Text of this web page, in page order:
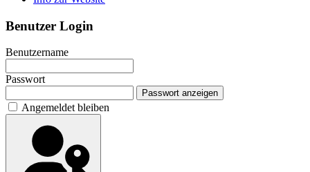
Benutzer Login
Benutzername
Passwort
Passwort anzeigen
Angemeldet bleiben